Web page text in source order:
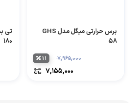
برس حرارتی میگل مدل GHS
58
۷,۹۶۵,۰۰۰
۷,۱۵۵,۰۰۰
۱۱
180